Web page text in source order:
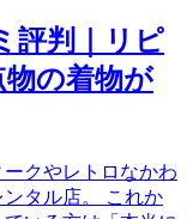
評判｜リピ
物の着物が
クやレトロなかわ
タル店。 これか